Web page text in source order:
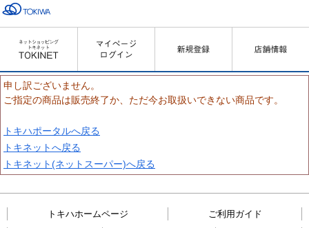
申し訳ございません。
ご指定の商品は販売終了か、ただ今お取扱いできない商品です。
トキハポータルへ戻る
トキネットへ戻る
トキネット(ネットスーパー)へ戻る
トキハホームページ
ご利用ガイド